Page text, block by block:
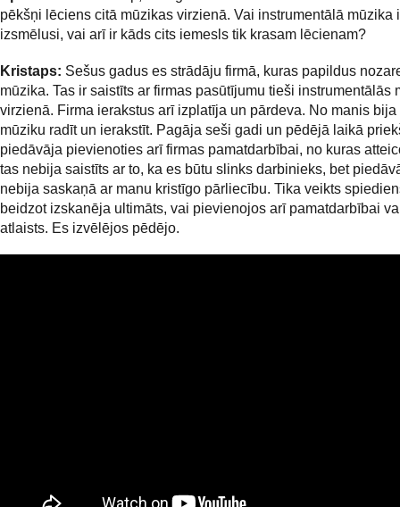
pēkšņi lēciens citā mūzikas virzienā. Vai instrumentālā mūzika
izsmēlusi, vai arī ir kāds cits iemesls tik krasam lēcienam?
Kristaps: Sešus gadus es strādāju firmā, kuras papildus
mūzika. Tas ir saistīts ar firmas pasūtījumu tieši instrumentālās
virzienā. Firma ierakstus arī izplatīja un pārdeva. No manis bija
mūziku radīt un ierakstīt. Pagāja seši gadi un pēdējā laikā
piedāvāja pievienoties arī firmas pamatdarbībai, no kuras
tas nebija saistīts ar to, ka es būtu slinks darbinieks, bet
nebija saskaņā ar manu kristīgo pārliecību. Tika veikts
beidzot izskanēja ultimāts, vai pievienojos arī pamatdarbībai
atlaists. Es izvēlējos pēdējo.